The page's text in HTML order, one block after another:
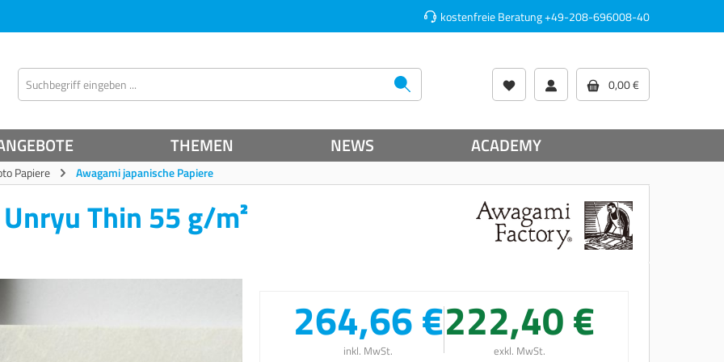
kostenfreie Beratung+49-208-696008-40
0,00 €
THEMEN NEWS ACADEMY
Papiere Awagami japanische Papiere
Thin 55 g/m²
264,66 €
inkl. MwSt.
222,40 €
exkl. MwSt.